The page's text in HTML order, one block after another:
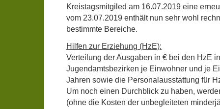
Kreistagsmitgiled am 16.07.2019 eine
vom 23.07.2019 enthält nun sehr wohl
bestimmte Bereiche.
Hilfen zur Erziehung (HzE):
Verteilung der Ausgaben in € bei den HzE
Jugendamtsbezirken je Einwohner und je
Jahren sowie die Personalausstattung für
Um noch einen Durchblick zu haben,
(ohne die Kosten der unbegleiteten